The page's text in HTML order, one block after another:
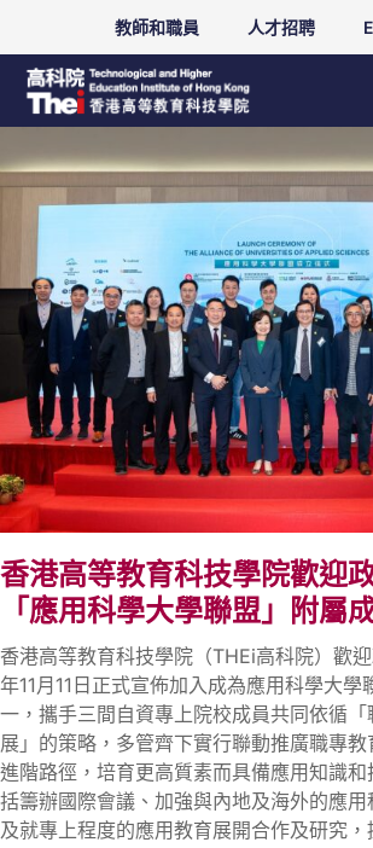
教師和職員 人才招聘
香港高等教育科技學院歡迎
「應用科學大學聯盟」附屬
香港高等教育科技學院（THEi高科院）歡
年11月11日正式宣佈加入成為應用科學大學
一，攜手三間自資專上院校成員共同依循
展」的策略，多管齊下實行聯動推廣職專
進階路徑，培育更高質素而具備應用知識
括籌辦國際會議、加強與內地及海外的應用
及就專上程度的應用教育展開合作及研究